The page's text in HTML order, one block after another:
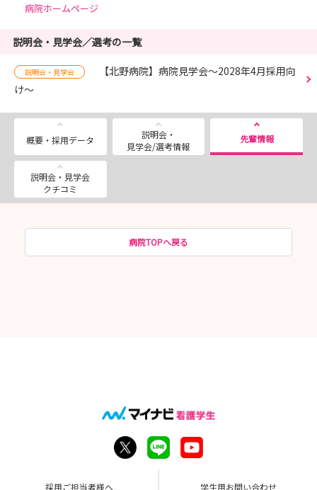
病院ホームページ
説明会・見学会／選考の一覧
説明会・見学会
【北野病院】病院見学会～2028年4月採用向
け～
概要・採用データ
説明会・
見学会/選考情報
先輩情報
説明会・見学会
クチコミ
病院TOPへ戻る
採用ご担当者様へ 学生用お問い合わせ